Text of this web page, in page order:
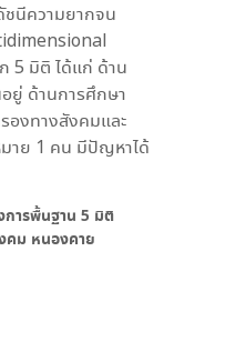
ชนีความยากจน
5 มิติ ได้แก่ ด้าน
ยู่ ด้านการศึกษา
องทางสังคมและ
าย 1 คน มีปัญหาได้
ารพื้นฐาน 5 มิติ
คม หนองคาย